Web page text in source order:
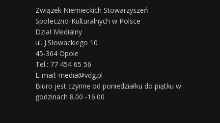
Związek Niemieckich Stowarzyszeń
Społeczno-Kulturalnych w Polsce
Dział Medialny
ul. J.Słowackiego 10
45-364 Opole
Tel.: 77 454 65 56
E-mail: media@vdg.pl
Biuro jest czynne od poniedziałku do piątku w
godzinach 8.00 -16.00